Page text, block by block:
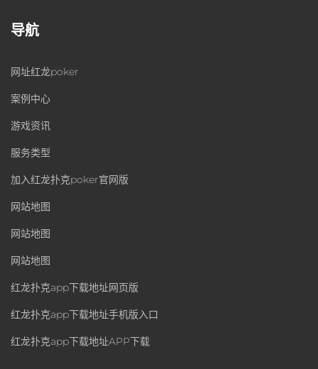
导航
网址红龙poker
案例中心
游戏资讯
服务类型
加入红龙扑克poker官网版
网站地图
网站地图
网站地图
红龙扑克app下载地址网页版
红龙扑克app下载地址手机版入口
红龙扑克app下载地址APP下载